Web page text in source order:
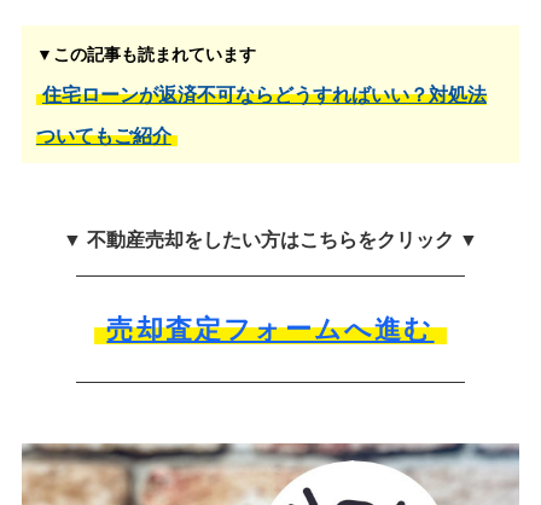
▼この記事も読まれています
住宅ローンが返済不可ならどうすればいい？対処法
ついてもご紹介
▼ 不動産売却をしたい方はこちらをクリック ▼
売却査定フォームへ進む